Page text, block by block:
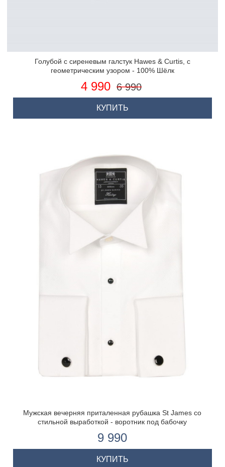
Голубой с сиреневым галстук Hawes & Curtis, с
геометрическим узором - 100% Шёлк
4 990 6 990
КУПИТЬ
Мужская вечерняя приталенная рубашка St James со
стильной выработкой - воротник под бабочку
9 990
КУПИТЬ